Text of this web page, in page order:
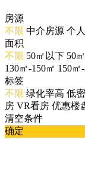
房源
不限 中介房源 个
面积
不限 50㎡以下 50
130㎡-150㎡ 150㎡
标签
不限 绿化率高 低
房 VR看房 优惠楼
清空条件
确定